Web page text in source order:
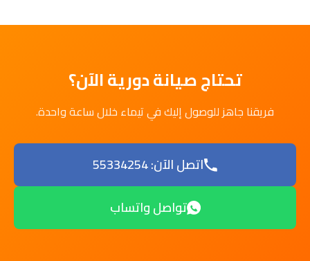
تحتاج صيانة دورية الآن؟
فريقنا جاهز للوصول إليك في تيماء خلال ساعة واحدة.
اتصل الآن: 55334254
تواصل واتساب